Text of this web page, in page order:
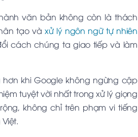
văn bản không còn là thách
tạo và xử lý ngôn ngữ tự nhiên
cách chúng ta giao tiếp và làm
khi Google không ngừng cập
tuyệt vời nhất trong xử lý giọng
không chỉ trên phạm vi tiếng